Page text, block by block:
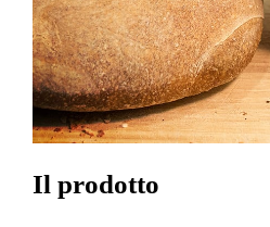
Il prodotto